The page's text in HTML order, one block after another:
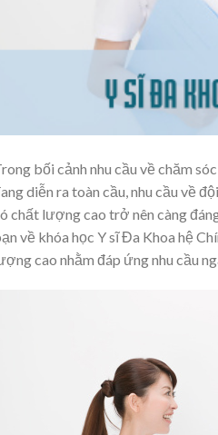
bối cảnh nhu cầu về chăm
diễn ra toàn cầu, nhu cầu về
chất lượng cao trở nên càng
về khóa học Y sĩ Đa Khoa hệ
cao nhằm đáp ứng nhu cầu